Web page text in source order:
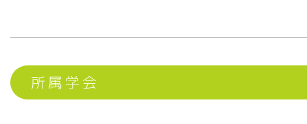
所属学会